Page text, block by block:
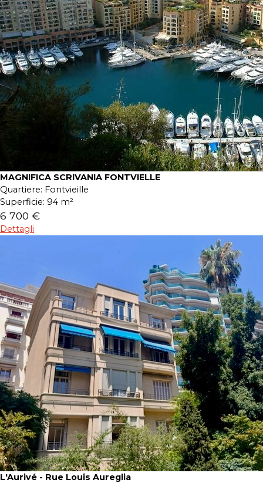
MAGNIFICA SCRIVANIA FONTVIELLE
Quartiere: Fontvieille
Superficie: 94 m²
6 700 €
Dettagli
L'Aurivé - Rue Louis Aureglia